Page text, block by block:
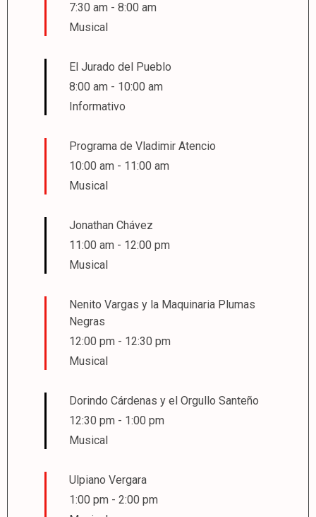
7:30 am - 8:00 am
Musical
El Jurado del Pueblo
8:00 am - 10:00 am
Informativo
Programa de Vladimir Atencio
10:00 am - 11:00 am
Musical
Jonathan Chávez
11:00 am - 12:00 pm
Musical
Nenito Vargas y la Maquinaria Plumas
Negras
12:00 pm - 12:30 pm
Musical
Dorindo Cárdenas y el Orgullo Santeño
12:30 pm - 1:00 pm
Musical
Ulpiano Vergara
1:00 pm - 2:00 pm